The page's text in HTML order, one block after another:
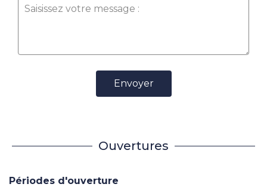
Envoyer
Ouvertures
Périodes d'ouverture